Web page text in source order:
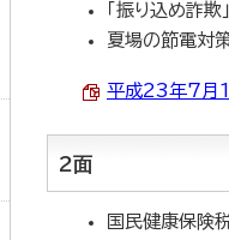
「振り込め詐
夏場の節電対
平成23年7月
2面
国民健康保険